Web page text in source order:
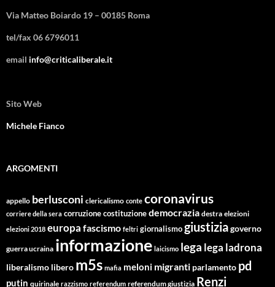
Via Matteo Boiardo 19 – 00185 Roma
tel/fax 06 6796011
email info@criticaliberale.it
Sito Web
Michele Fianco
ARGOMENTI
appello berlusconi clericalismo conte coronavirus
corriere della sera corruzionecostituzionedemocrazia destra elezioni
elezioni 2018 europa fascismo feltri giornalismogiustiziagoverno
guerra ucraina informazione laicismo lega lega ladrona
liberalismo libero m5s mafia meloni migranti parlamento pd
putin quirinale razzismo referendum referendum giustizia Renzi